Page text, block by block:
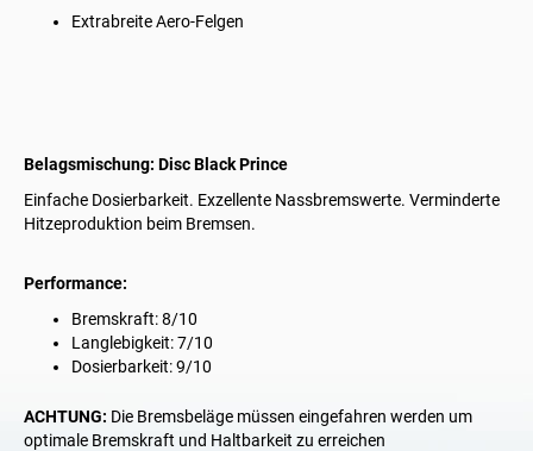
Extrabreite Aero-Felgen
Belagsmischung: Disc Black Prince
Einfache Dosierbarkeit. Exzellente Nassbremswerte. Verminderte
Hitzeproduktion beim Bremsen.
Performance:
Bremskraft: 8/10
Langlebigkeit: 7/10
Dosierbarkeit: 9/10
ACHTUNG: Die Bremsbeläge müssen eingefahren werden um
optimale Bremskraft und Haltbarkeit zu erreichen